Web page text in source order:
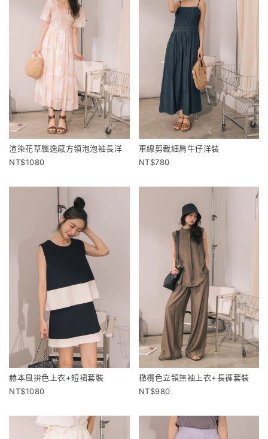
渲染花草飄逸感方領泡泡袖長洋
1080
車線剪裁細肩牛仔洋裝
780
赫本風拚色上衣+短裙套裝
1080
橄欖色立領無袖上衣+長褲套裝
980